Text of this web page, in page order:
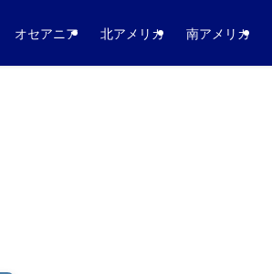
オセアニア 北アメリカ 南アメリカ